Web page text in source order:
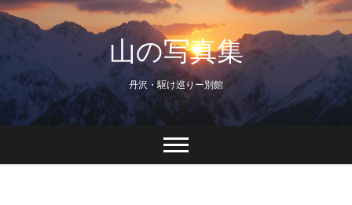
Skip
to
山の写真集
丹沢・駆け巡りー別館